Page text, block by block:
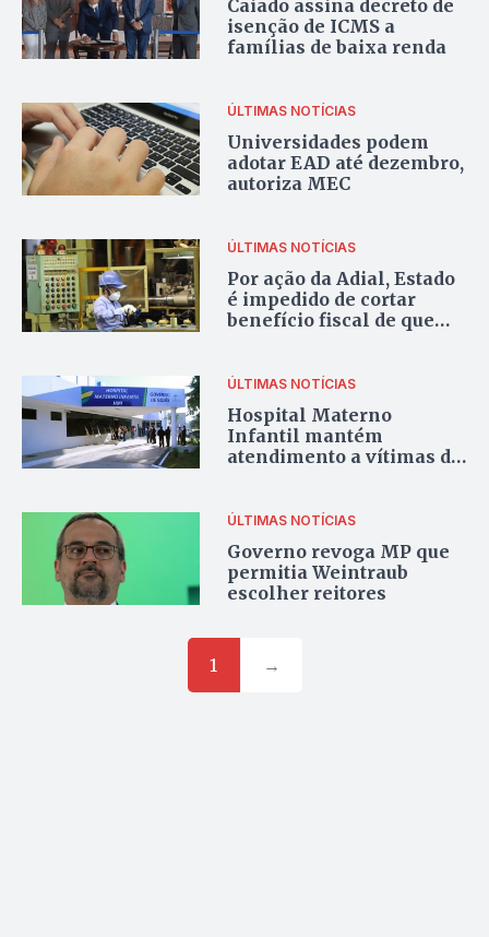
Caiado assina decreto de
isenção de ICMS a
famílias de baixa renda
ÚLTIMAS NOTÍCIAS
Universidades podem
adotar EAD até dezembro,
autoriza MEC
ÚLTIMAS NOTÍCIAS
Por ação da Adial, Estado
é impedido de cortar
benefício fiscal de quem
risco
ÚLTIMAS NOTÍCIAS
Hospital Materno
Infantil mantém
atendimento a vítimas de
ÚLTIMAS NOTÍCIAS
Governo revoga MP que
permitia Weintraub
escolher reitores
1 →